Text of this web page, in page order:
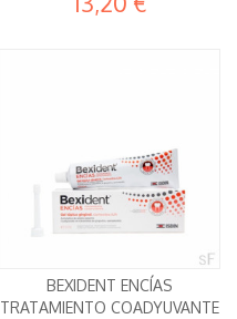
BEXIDENT ENCÍAS
TRATAMIENTO COADYUVANTE